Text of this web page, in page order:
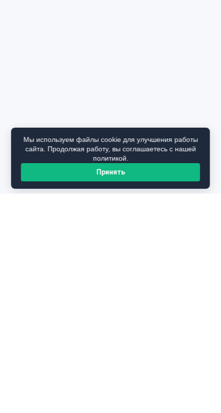
Мы используем файлы cookie для улучшения работы
сайта. Продолжая работу, вы соглашаетесь с нашей
политикой.
Принять